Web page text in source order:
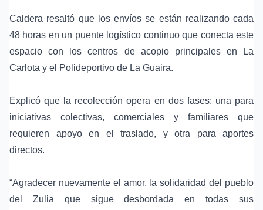
Caldera resaltó que los envíos se están realizando cada
48 horas en un puente logístico continuo que conecta este
espacio con los centros de acopio principales en La
Carlota y el Polideportivo de La Guaira.
Explicó que la recolección opera en dos fases: una para
iniciativas colectivas, comerciales y familiares que
requieren apoyo en el traslado, y otra para aportes
directos.
“Agradecer nuevamente el amor, la solidaridad del pueblo
del Zulia que sigue desbordada en todas sus